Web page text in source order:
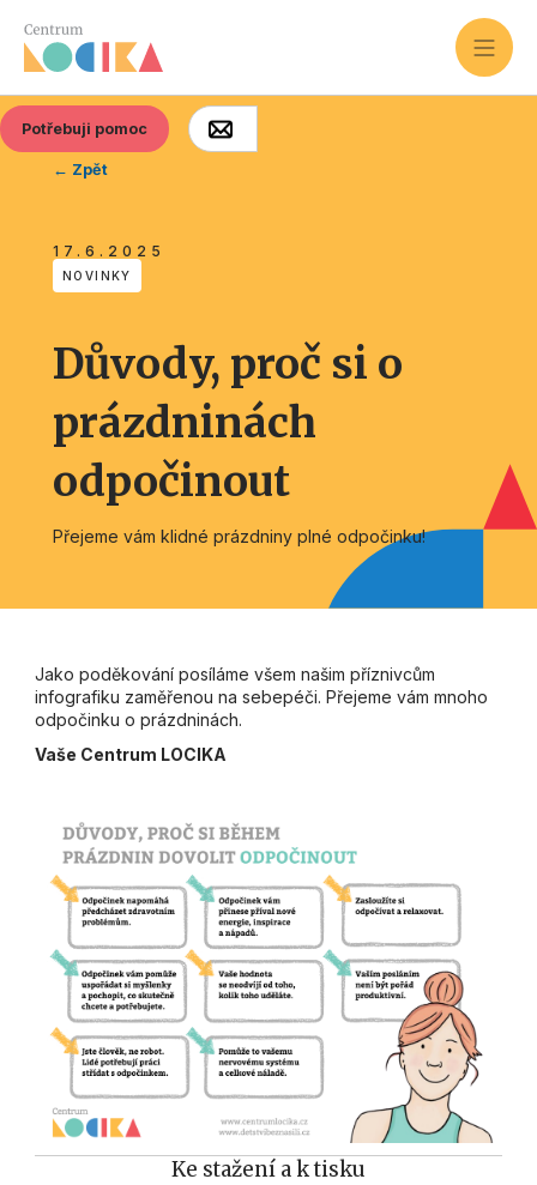
Potřebuji pomoc
← Zpět
17.6.2025
NOVINKY
Důvody, proč si o
prázdninách
odpočinout
Přejeme vám klidné prázdniny plné odpočinku!
Jako poděkování posíláme všem našim příznivcům
infografiku zaměřenou na sebepéči. Přejeme vám mnoho
odpočinku o prázdninách.
Vaše Centrum LOCIKA
Ke stažení a k tisku